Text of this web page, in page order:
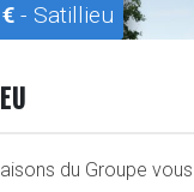
- Satillieu
du Groupe